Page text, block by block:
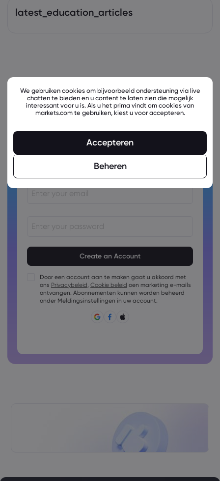
latest_education_articles
Ready to trade?
Create an account!
Het wachtwoord moet ten minste 1 hoofdletter bevatten
Het wachtwoord moet ten minste 1 kleine letter bevatten
Wachtwoord mag bestaan uit: ~!@#£%^&amp;*()_-
+=:;&lt;&gt;{,[]?,.
Wachtwoord mag niet vaak gebruikt zijn
Door een account aan te maken gaat u akkoord met
ons Privacybeleid, Cookie beleid oen marketing e-mails
ontvangen. Abonnementen kunnen worden beheerd
onder Meldingsinstellingen in uw account.
We gebruiken cookies om bijvoorbeeld ondersteuning via live
chatten te bieden en u content te laten zien die mogelijk
interessant voor u is. Als u het prima vindt om cookies van
markets.com te gebruiken, kiest u voor accepteren.
Accepteren
Beheren